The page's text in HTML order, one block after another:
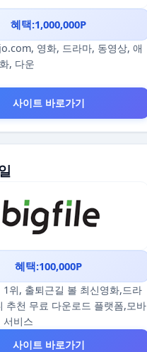
혜택:1,000,000P
영화, 드라마, 동영상, 애
, 다운
사이트 바로가기
혜택:100,000P
1위, 출퇴근길 볼 최신영화,드라
추천 무료 다운로드 플랫폼,모바
서비스
사이트 바로가기